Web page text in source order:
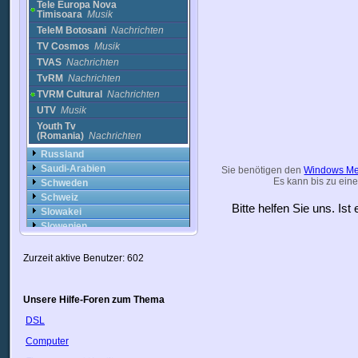
Tele Europa Nova
Timisoara Musik
TeleM Botosani Nachrichten
TV Cosmos Musik
TVAS Nachrichten
TvRM
Nachrichten
TVRM Cultural
Nachrichten
UTV Musik
Youth Tv
(Romania) Nachrichten
Russland
Saudi-Arabien
Schweden
Schweiz
Slowakei
Slowenien
Sri Lanka
Taiwan
Trinidad
Tschechische Republik
Sie benötigen denWindows
Es kann bis zu
Bitte helfen Sie uns.
Zurzeit aktive Benutzer: 602
Unsere Hilfe-Foren zum Thema
DSL
Computer